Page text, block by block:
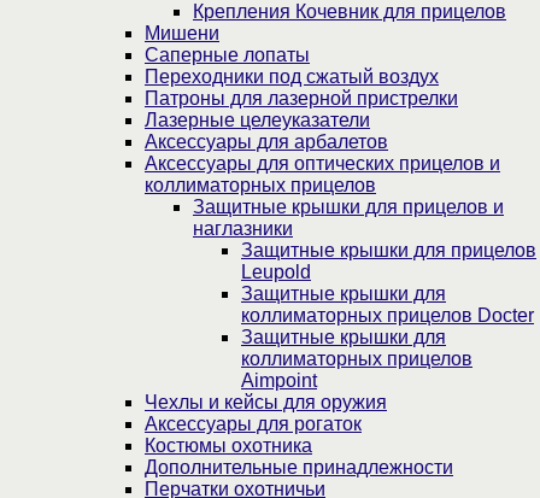
Крепления Кочевник для прицелов
Мишени
Саперные лопаты
Переходники под сжатый воздух
Патроны для лазерной пристрелки
Лазерные целеуказатели
Аксессуары для арбалетов
Аксессуары для оптических прицелов и
коллиматорных прицелов
Защитные крышки для прицелов и
наглазники
Защитные крышки для прицелов
Leupold
Защитные крышки для
коллиматорных прицелов Docter
Защитные крышки для
коллиматорных прицелов
Aimpoint
Чехлы и кейсы для оружия
Аксессуары для рогаток
Костюмы охотника
Дополнительные принадлежности
Перчатки охотничьи